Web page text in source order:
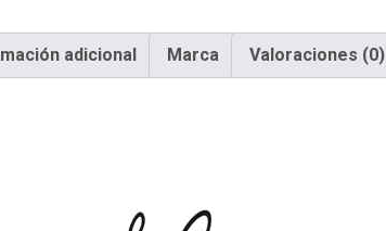
adicional Marca Valoraciones (0)